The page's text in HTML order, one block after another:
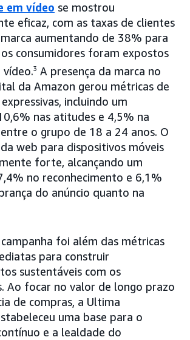
em vídeo se mostrou
eficaz, com as taxas de clientes
aumentando de 38% para
consumidores foram expostos
vídeo.3 A presença da marca no
da Amazon gerou métricas de
incluindo um
nas atitudes e 4,5% na
o grupo de 18 a 24 anos. O
web para dispositivos móveis
forte, alcançando um
no reconhecimento e 6,1%
do anúncio quanto na
campanha foi além das métricas
para construir
sustentáveis com os
Ao focar no valor de longo prazo
de compras, a Ultima
uma base para o
e a lealdade do